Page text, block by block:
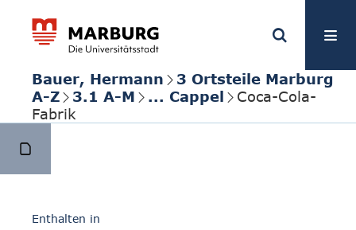
Bauer, Hermann
3 Ortsteile Marburg
A-Z
3.1 A-M ... Cappel
Coca-Cola-
Fabrik
Enthalten in